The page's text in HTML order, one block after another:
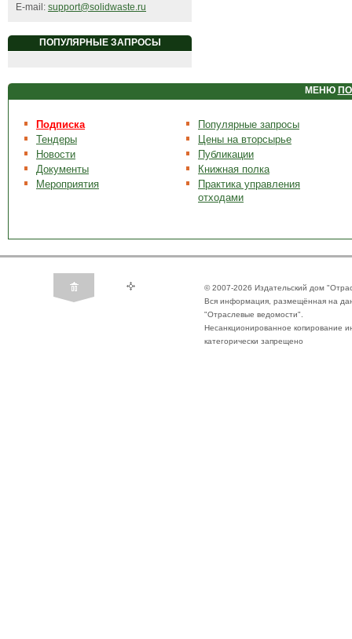
E-mail: support@solidwaste.ru
ПОПУЛЯРНЫЕ ЗАПРОСЫ
МЕНЮ
Подписка
Тендеры
Новости
Документы
Мероприятия
Популярные запросы
Цены на вторсырье
Публикации
Книжная полка
Практика управления
отходами
© 2007-2026 Издательский дом
Вся информация, размещённая на
"Отраслевые ведомости".
Несанкционированное копирование
категорически запрещено